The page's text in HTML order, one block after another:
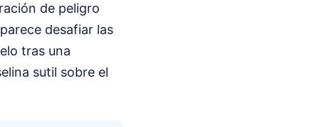
de peligro
desafiar las
tras una
sutil sobre el